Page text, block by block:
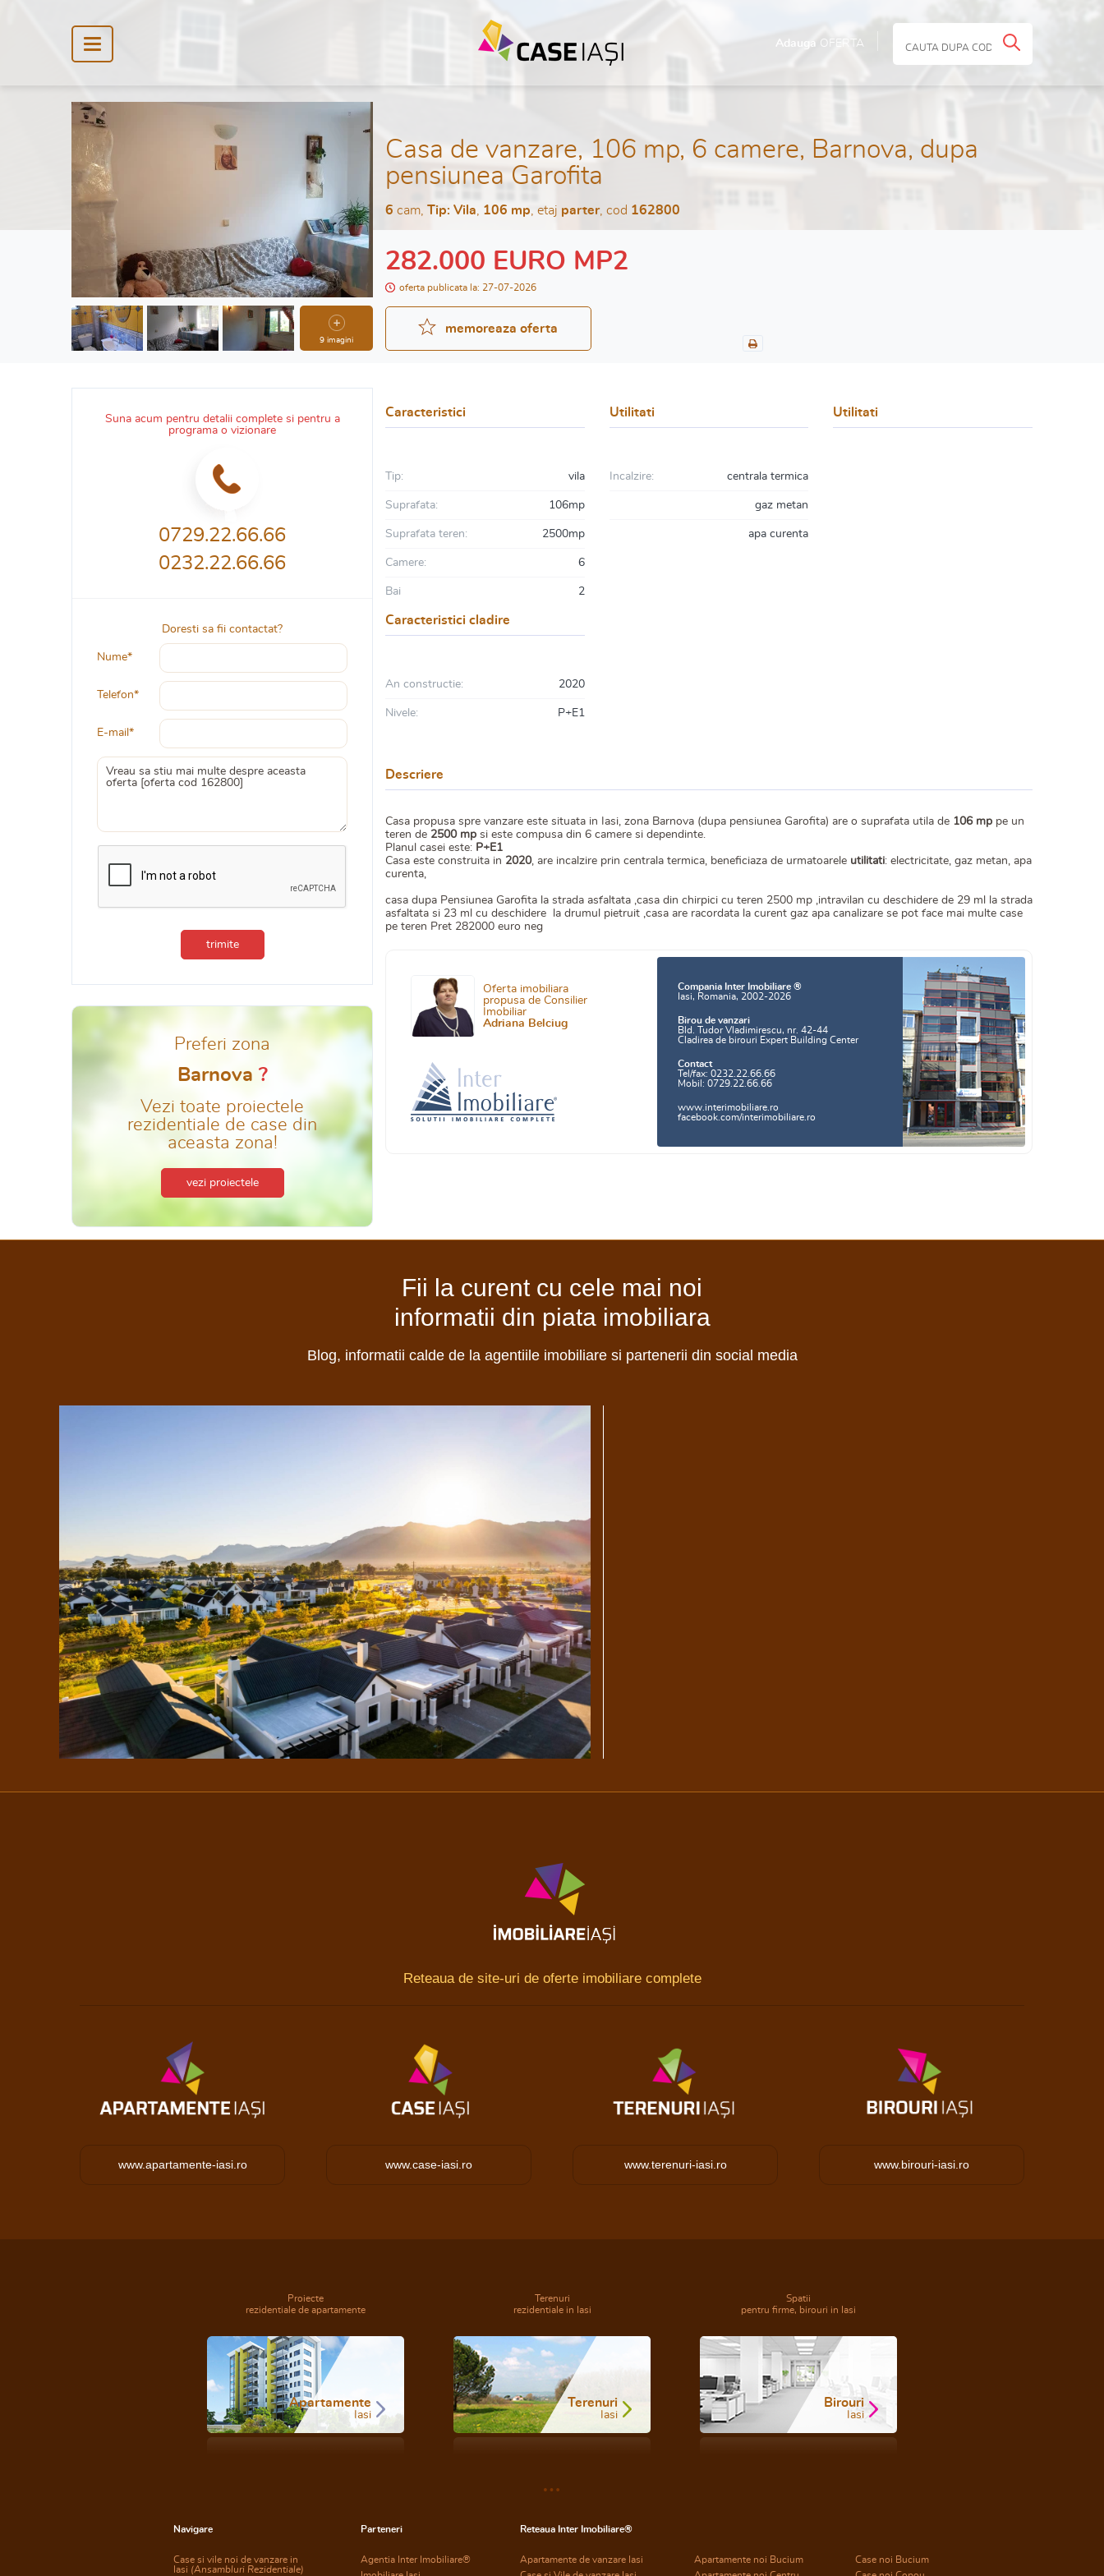
Adauga OFERTA
9 imagini
Casa de vanzare, 106 mp, 6 camere, Barnova, dupa
pensiunea Garofita
6 cam, Tip: Vila 106 mp , etaj parter, cod 162800
282.000 EURO MP2
oferta publicata la: 27-07-2026
memoreaza oferta
Suna acum pentru detalii complete si pentru a
programa o vizionare
0729.22.66.66
0232.22.66.66
Doresti sa fii contactat?
Nume*
Telefon*
E-mail*
trimite
Preferi zona
Barnova ?
Vezi toate proiectele
rezidentiale de case din
aceasta zona!
vezi proiectele
Caracteristici
Tip: vila
Suprafata: 106mp
Suprafata teren: 2500mp
Camere: 6
Bai 2
Utilitati
Incalzire: centrala termica
gaz metan
apa curenta
Utilitati
Caracteristici cladire
An constructie: 2020
Nivele: P+E1
Descriere
Casa propusa spre vanzare este situata in Iasi, zona Barnova (dupa pensiunea Garofita) are o suprafata utila de 106 mp pe un
teren de 2500 mp si este compusa din 6 camere si dependinte.
Planul casei este: P+E1
Casa este construita in 2020, are incalzire prin centrala termica, beneficiaza de urmatoarele utilitati: electricitate, gaz metan, apa
curenta,
casa dupa Pensiunea Garofita la strada asfaltata ,casa din chirpici cu teren 2500 mp ,intravilan cu deschidere de 29 ml la strada
asfaltata si 23 ml cu deschidere la drumul pietruit ,casa are racordata la curent gaz apa canalizare se pot face mai multe case
pe teren Pret 282000 euro neg
Oferta imobiliara
propusa de Consilier
Imobiliar
Adriana Belciug
Compania Inter Imobiliare ®
Iasi, Romania, 2002-2026
Birou de vanzari
Bld. Tudor Vladimirescu, nr. 42-44
Cladirea de birouri Expert Building Center
Contact
Tel/fax: 0232.22.66.66
Mobil: 0729.22.66.66
www.interimobiliare.ro
facebook.com/interimobiliare.ro
Fii la curent cu cele mai noi
informatii din piata imobiliara
Blog, informatii calde de la agentiile imobiliare si partenerii din social media
Reteaua de site-uri de oferte imobiliare complete
www.apartamente-iasi.ro www.case-iasi.ro www.terenuri-iasi.ro www.birouri-iasi.ro
Proiecte
rezidentiale de apartamente
Apartamente
Iasi
Terenuri
rezidentiale in Iasi
Terenuri
Iasi
Spatii
pentru firme, birouri in Iasi
Birouri
Iasi
Navigare
Case si vile noi de vanzare in
Iasi (Ansambluri Rezidentiale)
Parteneri
Agentia Inter Imobiliare®
Reteaua Inter Imobiliare®
Apartamente de vanzare Iasi
Apartamente noi Bucium
Case noi Bucium